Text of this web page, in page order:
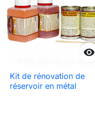

Kit de rénovation de
réservoir en métal